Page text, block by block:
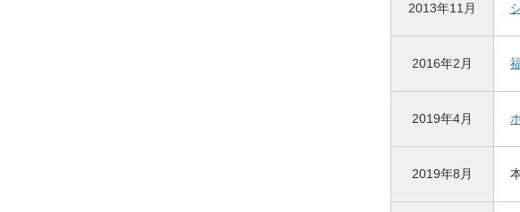
2013年11月
2016年2月
2019年4月
2019年8月